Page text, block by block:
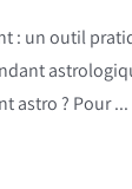
: un outil
astro ? Pour ...